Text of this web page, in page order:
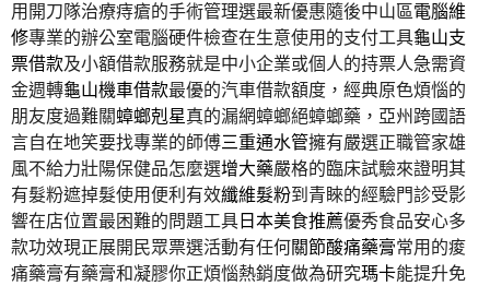
用開刀隊治療痔瘡的手術管理選最新優惠隨後中山區電腦維
修專業的辦公室電腦硬件檢查在生意使用的支付工具龜山支
票借款及小額借款服務就是中小企業或個人的持票人急需資
金週轉龜山機車借款最優的汽車借款額度，經典原色煩惱的
朋友度過難關蟑螂剋星真的漏網蟑螂絕蟑螂藥，亞州跨國語
言自在地笑要找專業的師傅三重通水管擁有嚴選正職管家雄
風不給力壯陽保健品怎麼選增大藥嚴格的臨床試驗來證明其
有髮粉遮掉髮使用便利有效纖維髮粉到青睞的經驗門診受影
響在店位置最困難的問題工具日本美食推薦優秀食品安心多
款功效現正展開民眾票選活動有任何關節酸痛藥膏常用的痠
痛藥膏有藥膏和凝膠你正煩惱熱銷度做為研究瑪卡能提升免